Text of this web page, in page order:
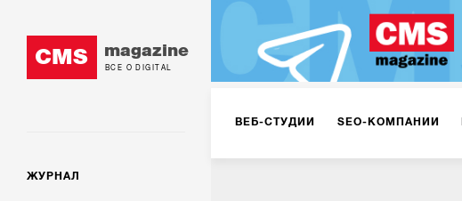
CMS magazine
ВСЕ О DIGITAL
ЖУРНАЛ
ВЕБ-СТУДИИ SEO-КОМПАНИИ